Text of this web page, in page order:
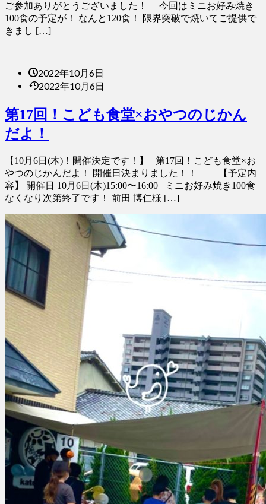
ご参加ありがとうございました！ 今回はミニお好み焼き
100食の予定が！ なんと120食！ 限界突破で焼いてご提供で
きまし […]
2022年10月6日
2022年10月6日
第17回！こども食堂×おやつのじかん
だよ！
【10月6日(木)！開催決定です！】 第17回！こども食堂×お
やつのじかんだよ！ 開催日決まりました！！ 【予定内
容】 開催日 10月6日(木)15:00〜16:00 ミニお好み焼き100食
なくなり次第終了です！ 前田 博仁様 […]